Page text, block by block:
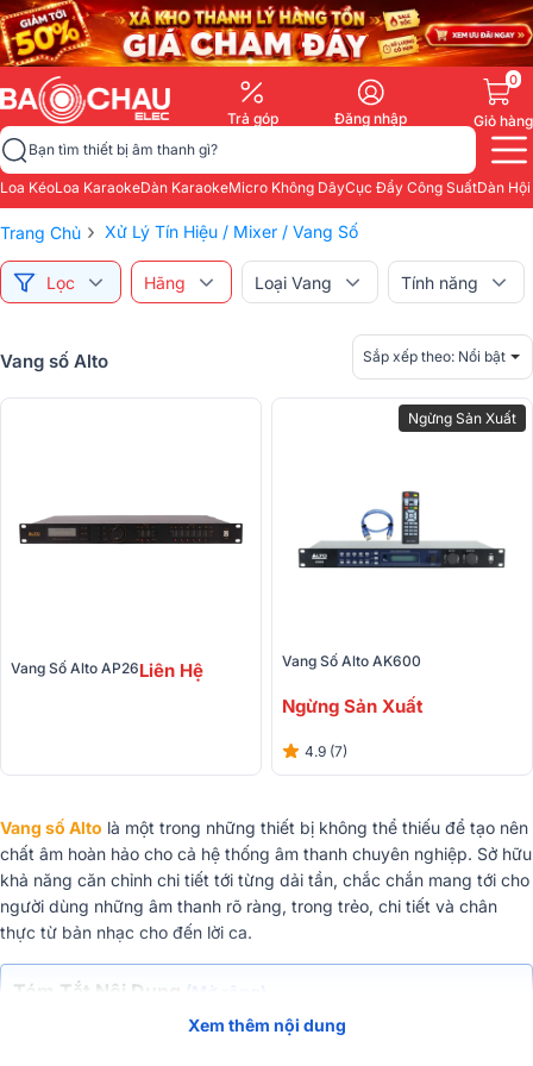
Trả góp Đăng nhập
0
Giỏ hàng
Bạn tìm thiết bị âm thanh gì?
Loa KéoLoa KaraokeDàn KaraokeMicro Không DâyCục Đẩy Công SuấtDàn
Trang Chủ › Xử Lý Tín Hiệu / Mixer / Vang Số
Lọc Hãng Loại Vang Tính năng
Vang số Alto Sắp xếp theo: Nổi bật
Vang Số Alto AP26Liên Hệ
Ngừng Sản Xuất
Vang Số Alto AK600
Ngừng Sản Xuất
4.9 (7)
Vang số Alto là một trong những thiết bị không thể thiếu để tạo nên
chất âm hoàn hảo cho cả hệ thống âm thanh chuyên nghiệp. Sở hữu
khả năng căn chỉnh chi tiết tới từng dải tần, chắc chắn mang tới cho
người dùng những âm thanh rõ ràng, trong trẻo, chi tiết và chân
thực từ bản nhạc cho đến lời ca.
Tóm Tắt Nội Dung (Mở rộng)
Xem thêm nội dung